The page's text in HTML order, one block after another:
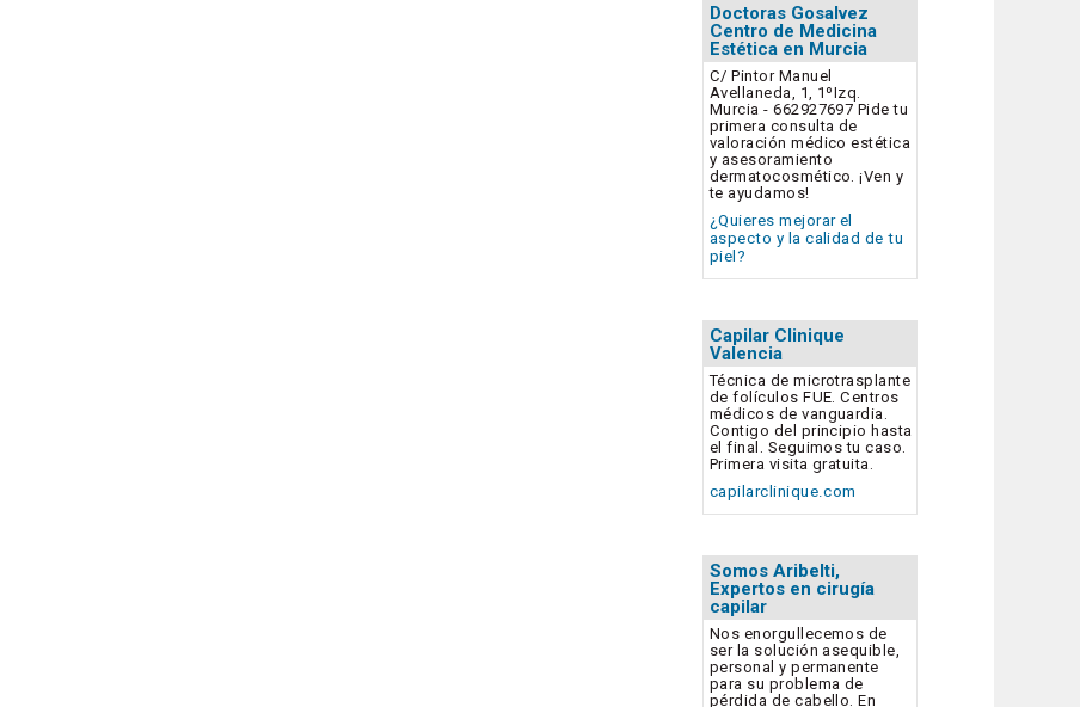
Doctoras Gosalvez
Centro de Medicina
Estética en Murcia
C/ Pintor Manuel
Avellaneda, 1, 1ºIzq.
Murcia - 662927697 Pide tu
primera consulta de
valoración médico estética
y asesoramiento
dermatocosmético. ¡Ven y
te ayudamos!
¿Quieres mejorar el
aspecto y la calidad de tu
piel?
Capilar Clinique
Valencia
Técnica de microtrasplante
de folículos FUE. Centros
médicos de vanguardia.
Contigo del principio hasta
el final. Seguimos tu caso.
Primera visita gratuita.
capilarclinique.com
Somos Aribelti,
Expertos en cirugía
capilar
Nos enorgullecemos de
ser la solución asequible,
personal y permanente
para su problema de
pérdida de cabello. En